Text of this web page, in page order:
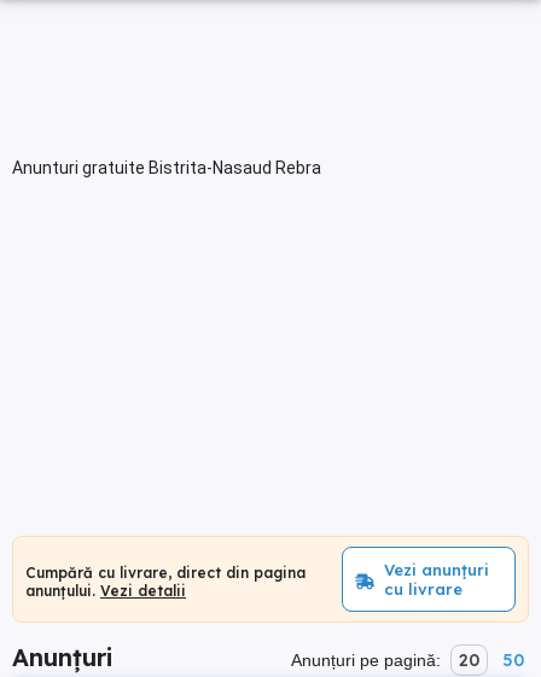
Anunturi gratuite Bistrita-Nasaud Rebra
Cumpără cu livrare, direct din pagina
anunțului. Vezi detalii
Vezi anunțuri
cu livrare
Anunțuri Anunțuri pe pagină: 20 50